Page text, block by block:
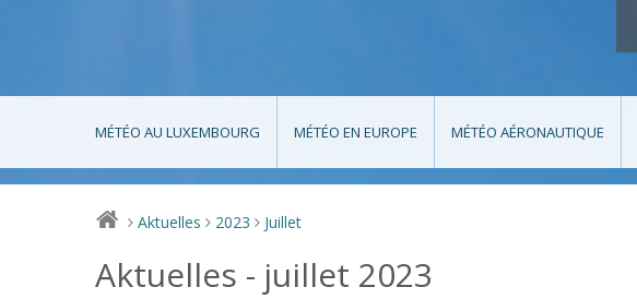
MÉTÉO AU LUXEMBOURG MÉTÉO EN EUROPE MÉTÉO AÉRONAUTIQUE
> Aktuelles > 2023 > Juillet
Aktuelles - juillet 2023